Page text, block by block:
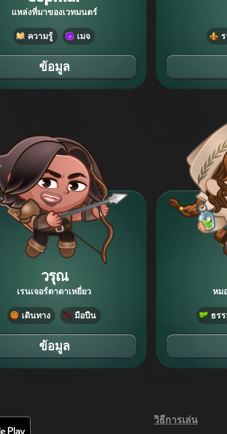
แหล่งที่มาของเวทมนตร์
ความรู้ เมจ
ข้อมูล
วรุณ
เรนเจอร์ตาดาเหยี่ยว
เดินทาง มือปืน
ข้อมูล
หม
ธร
วิธีการเล่น